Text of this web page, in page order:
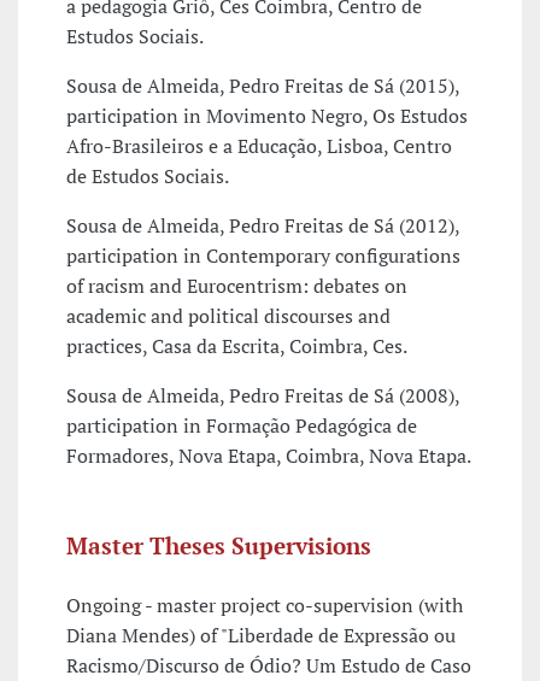
a pedagogia Griô, Ces Coimbra, Centro de
Estudos Sociais.
Sousa de Almeida, Pedro Freitas de Sá (2015),
participation in Movimento Negro, Os Estudos
Afro-Brasileiros e a Educação, Lisboa, Centro
de Estudos Sociais.
Sousa de Almeida, Pedro Freitas de Sá (2012),
participation in Contemporary configurations
of racism and Eurocentrism: debates on
academic and political discourses and
practices, Casa da Escrita, Coimbra, Ces.
Sousa de Almeida, Pedro Freitas de Sá (2008),
participation in Formação Pedagógica de
Formadores, Nova Etapa, Coimbra, Nova Etapa.
Master Theses Supervisions
Ongoing - master project co-supervision (with
Diana Mendes) of "Liberdade de Expressão ou
Racismo/Discurso de Ódio? Um Estudo de Caso